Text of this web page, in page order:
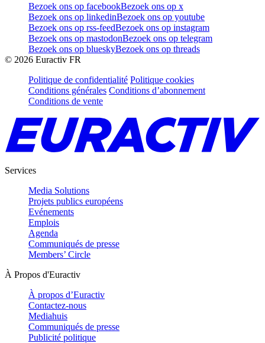
Bezoek ons op facebookBezoek ons op x
Bezoek ons op linkedinBezoek ons op youtube
Bezoek ons op rss-feedBezoek ons op instagram
Bezoek ons op mastodonBezoek ons op telegram
Bezoek ons op blueskyBezoek ons op threads
© 2026 Euractiv FR
Politique de confidentialité Politique cookies
Conditions générales Conditions d’abonnement
Conditions de vente
Services
Media Solutions
Projets publics européens
Evénements
Emplois
Agenda
Communiqués de presse
Members’ Circle
À Propos d'Euractiv
À propos d’Euractiv
Contactez-nous
Mediahuis
Communiqués de presse
Publicité politique